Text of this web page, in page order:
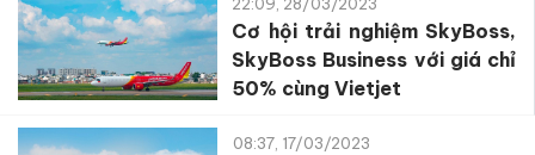
Cơ hội trải nghiệm SkyBoss,
SkyBoss Business với giá chỉ
50% cùng Vietjet
08:37, 17/03/2023